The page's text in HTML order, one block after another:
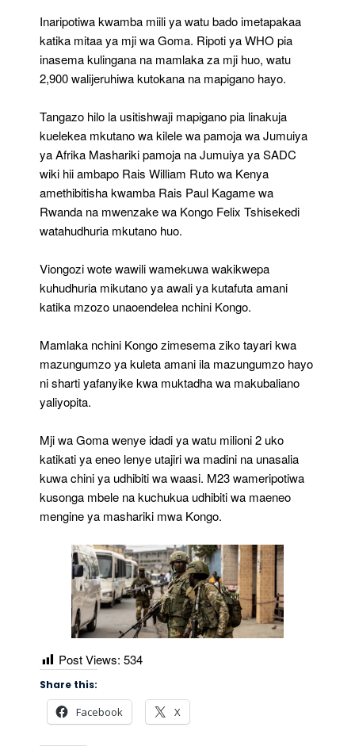
Inaripotiwa kwamba miili ya watu bado imetapakaa
katika mitaa ya mji wa Goma. Ripoti ya WHO pia
inasema kulingana na mamlaka za mji huo, watu
2,900 walijeruhiwa kutokana na mapigano hayo.
Tangazo hilo la usitishwaji mapigano pia linakuja
kuelekea mkutano wa kilele wa pamoja wa Jumuiya
ya Afrika Mashariki pamoja na Jumuiya ya SADC
wiki hii ambapo Rais William Ruto wa Kenya
amethibitisha kwamba Rais Paul Kagame wa
Rwanda na mwenzake wa Kongo Felix Tshisekedi
watahudhuria mkutano huo.
Viongozi wote wawili wamekuwa wakikwepa
kuhudhuria mikutano ya awali ya kutafuta amani
katika mzozo unaoendelea nchini Kongo.
Mamlaka nchini Kongo zimesema ziko tayari kwa
mazungumzo ya kuleta amani ila mazungumzo hayo
ni sharti yafanyike kwa muktadha wa makubaliano
yaliyopita.
Mji wa Goma wenye idadi ya watu milioni 2 uko
katikati ya eneo lenye utajiri wa madini na unasalia
kuwa chini ya udhibiti wa waasi. M23 wameripotiwa
kusonga mbele na kuchukua udhibiti wa maeneo
mengine ya mashariki mwa Kongo.
Post Views: 534
Share this:
Facebook X